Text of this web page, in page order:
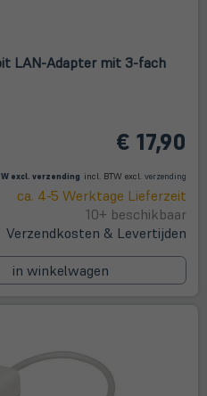
LAN-Adapter mit 3-fach
€ 17,90
excl. verzending incl. BTW excl. verzending
ca. 4-5 Werktage Lieferzeit
10+ beschikbaar
Verzendkosten & Levertijden
in winkelwagen